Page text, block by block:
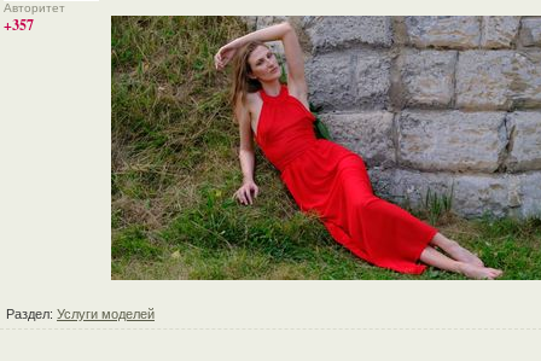
Авторитет
+357
Раздел: Услуги моделей